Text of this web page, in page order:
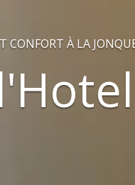
CONFORT À LA